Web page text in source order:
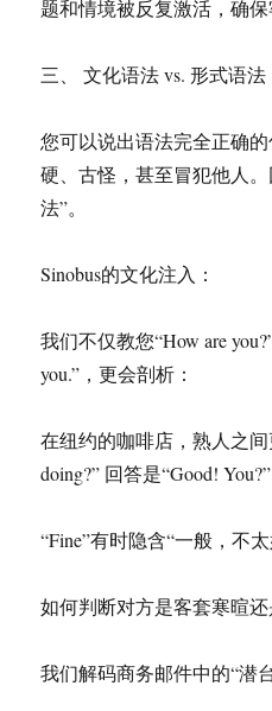
题和情境被反复激活，确保
三、 文化语法 vs. 形式语
您可以说出语法完全正确
硬、古怪，甚至冒犯他人
法”。
Sinobus的文化注入：
我们不仅教您“How are
you.”，更会剖析：
在纽约的咖啡店，熟人之间
doing?” 回答是“Good! You?”
“Fine”有时隐含“一般，不
如何判断对方是客套寒暄
我们解码商务邮件中的“潜